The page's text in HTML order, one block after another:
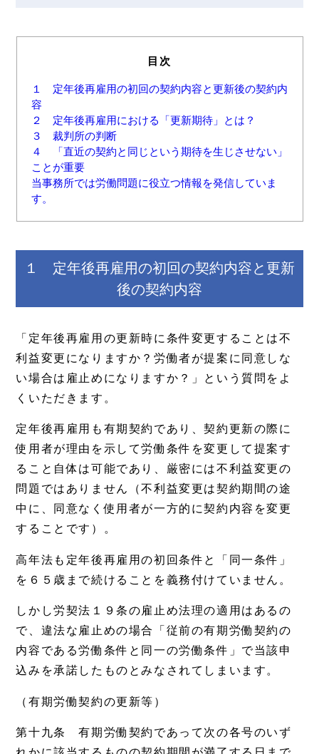
目次
１ 定年後再雇用の初回の契約内容と更新後の契約内
容
２ 定年後再雇用における「更新期待」とは？
３ 裁判所の判断
４ 「直近の契約と同じという期待を生じさせない」
ことが重要
当事務所では労働問題に役立つ情報を発信していま
す。
１ 定年後再雇用の初回の契約内容と更新
後の契約内容
「定年後再雇用の更新時に条件変更することは不
利益変更になりますか？労働者が提案に同意しな
い場合は雇止めになりますか？」という質問をよ
くいただきます。
定年後再雇用も有期契約であり、契約更新の際に
使用者が理由を示して労働条件を変更して提案す
ること自体は可能であり、厳密には不利益変更の
問題ではありません（不利益変更は契約期間の途
中に、同意なく使用者が一方的に契約内容を変更
することです）。
高年法も定年後再雇用の初回条件と「同一条件」
を６５歳まで続けることを義務付けていません。
しかし労契法１９条の雇止め法理の適用はあるの
で、違法な雇止めの場合「従前の有期労働契約の
内容である労働条件と同一の労働条件」で当該申
込みを承諾したものとみなされてしまいます。
（有期労働契約の更新等）
第十九条 有期労働契約であって次の各号のいず